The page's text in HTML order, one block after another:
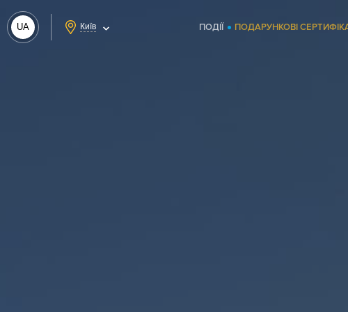
UA Київ ПОДІЇ ПОДАРУНКОВІ